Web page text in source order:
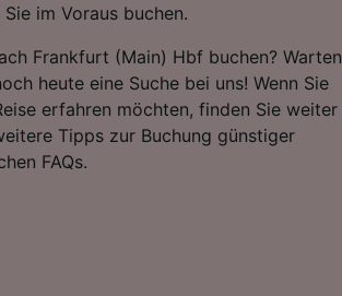
im Voraus buchen.
Frankfurt (Main) Hbf buchen? Warten
heute eine Suche bei uns! Wenn Sie
erfahren möchten, finden Sie weiter
Tipps zur Buchung günstiger
FAQs.